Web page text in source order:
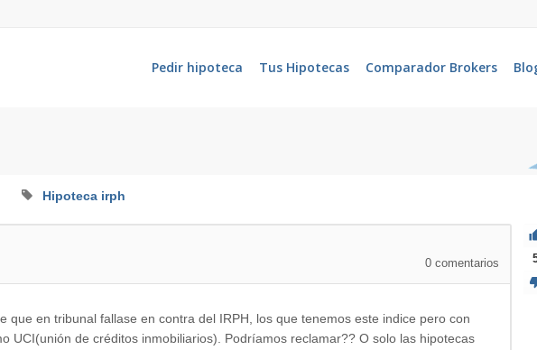
Pedir hipoteca Tus Hipotecas Comparador Brokers
Hipoteca irph
0 comentarios
que en tribunal fallase en contra del IRPH, los que tenemos este indice pero con
UCI(unión de créditos inmobiliarios). Podríamos reclamar?? O solo las hipotecas